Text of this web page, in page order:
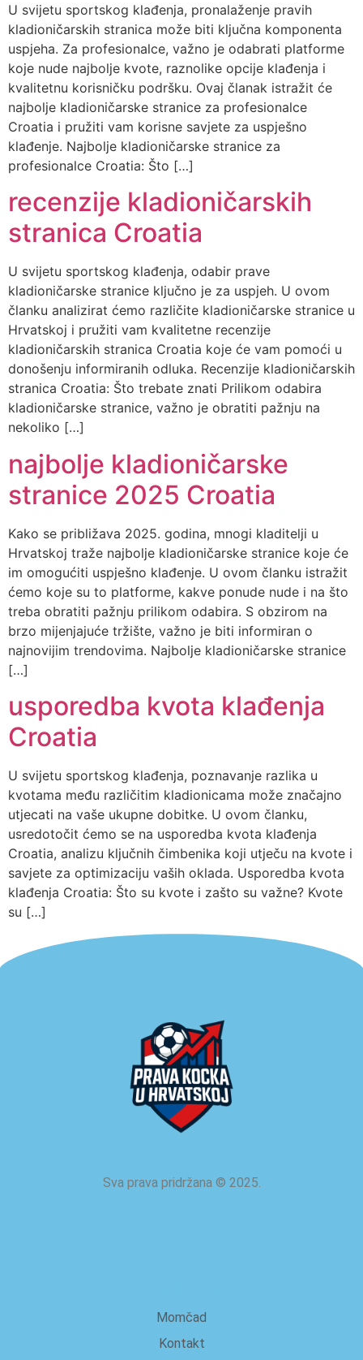
U svijetu sportskog klađenja, pronalaženje pravih
kladioničarskih stranica može biti ključna komponenta
uspjeha. Za profesionalce, važno je odabrati platforme
koje nude najbolje kvote, raznolike opcije klađenja i
kvalitetnu korisničku podršku. Ovaj članak istražit će
najbolje kladioničarske stranice za profesionalce
Croatia i pružiti vam korisne savjete za uspješno
klađenje. Najbolje kladioničarske stranice za
profesionalce Croatia: Što […]
recenzije kladioničarskih
stranica Croatia
U svijetu sportskog klađenja, odabir prave
kladioničarske stranice ključno je za uspjeh. U ovom
članku analizirat ćemo različite kladioničarske stranice u
Hrvatskoj i pružiti vam kvalitetne recenzije
kladioničarskih stranica Croatia koje će vam pomoći u
donošenju informiranih odluka. Recenzije kladioničarskih
stranica Croatia: Što trebate znati Prilikom odabira
kladioničarske stranice, važno je obratiti pažnju na
nekoliko […]
najbolje kladioničarske
stranice 2025 Croatia
Kako se približava 2025. godina, mnogi kladitelji u
Hrvatskoj traže najbolje kladioničarske stranice koje će
im omogućiti uspješno klađenje. U ovom članku istražit
ćemo koje su to platforme, kakve ponude nude i na što
treba obratiti pažnju prilikom odabira. S obzirom na
brzo mijenjajuće tržište, važno je biti informiran o
najnovijim trendovima. Najbolje kladioničarske stranice
[…]
usporedba kvota klađenja
Croatia
U svijetu sportskog klađenja, poznavanje razlika u
kvotama među različitim kladionicama može značajno
utjecati na vaše ukupne dobitke. U ovom članku,
usredotočit ćemo se na usporedba kvota klađenja
Croatia, analizu ključnih čimbenika koji utječu na kvote i
savjete za optimizaciju vaših oklada. Usporedba kvota
klađenja Croatia: Što su kvote i zašto su važne? Kvote
su […]
Sva prava pridržana © 2025.
Momčad
Kontakt